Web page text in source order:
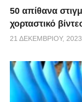
50 απίθανα
χορταστικό
21 ΔΕΚΕΜΒΡΊΟΥ, 2023